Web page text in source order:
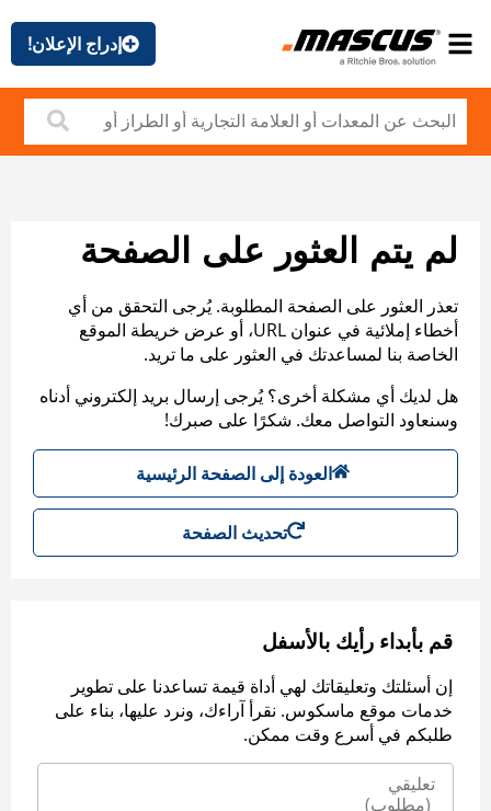
إدراج الإعلان!
لم يتم العثور على الصفحة
تعذر العثور على الصفحة المطلوبة. يُرجى التحقق من أي
أخطاء إملائية في عنوان URL، أو عرض خريطة الموقع
الخاصة بنا لمساعدتك في العثور على ما تريد.
هل لديك أي مشكلة أخرى؟ يُرجى إرسال بريد إلكتروني أدناه
وسنعاود التواصل معك. شكرًا على صبرك!
العودة إلى الصفحة الرئيسية
تحديث الصفحة
قم بأبداء رأيك بالأسفل
إن أسئلتك وتعليقاتك لهي أداة قيمة تساعدنا على تطوير
خدمات موقع ماسكوس. نقرأ آراءك، ونرد عليها، بناء على
طلبكم في أسرع وقت ممكن.